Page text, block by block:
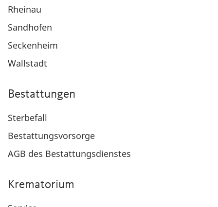
Rheinau
Sandhofen
Seckenheim
Wallstadt
Bestattungen
Sterbefall
Bestattungsvorsorge
AGB des Bestattungsdienstes
Krematorium